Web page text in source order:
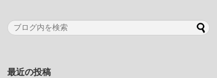
最近の投稿